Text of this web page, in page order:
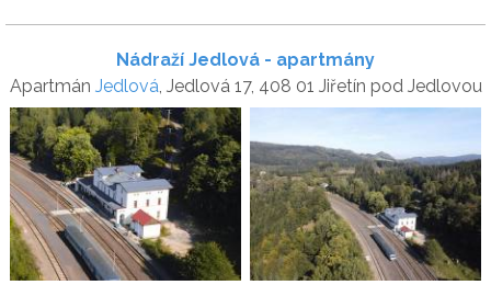
Nádraží Jedlová - apartmány
Apartmán Jedlová , Jedlová 17, 408 01 Jiřetín pod Jedlovou